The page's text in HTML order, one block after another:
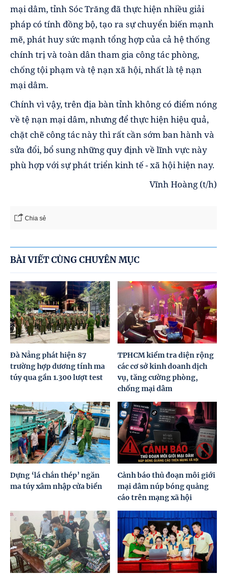
mại dâm, tỉnh Sóc Trăng đã thực hiện nhiều giải
pháp có tính đồng bộ, tạo ra sự chuyển biến mạnh
mẽ, phát huy sức mạnh tổng hợp của cả hệ thống
chính trị và toàn dân tham gia công tác phòng,
chống tội phạm và tệ nạn xã hội, nhất là tệ nạn
mại dâm.
Chính vì vậy, trên địa bàn tỉnh không có điểm nóng
về tệ nạn mại dâm, nhưng để thực hiện hiệu quả,
chặt chẽ công tác này thì rất cần sớm ban hành và
sửa đổi, bổ sung những quy định về lĩnh vực này
phù hợp với sự phát triển kinh tế - xã hội hiện nay.
Vĩnh Hoàng (t/h)
Chia sẻ
BÀI VIẾT CÙNG CHUYÊN MỤC
Đà Nẵng phát hiện 87
trường hợp dương tính ma
túy qua gần 1.300 lượt test
TPHCM kiểm tra diện rộng
các cơ sở kinh doanh dịch
vụ, tăng cường phòng,
chống mại dâm
Dựng ‘lá chắn thép’ ngăn
ma túy xâm nhập cửa biển
Cảnh báo thủ đoạn môi giới
mại dâm núp bóng quảng
cáo trên mạng xã hội